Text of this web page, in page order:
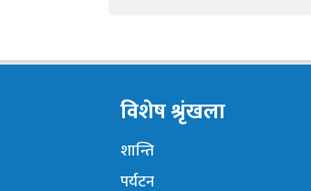
विशेष श्रृंखला
शान्ति
पर्यटन